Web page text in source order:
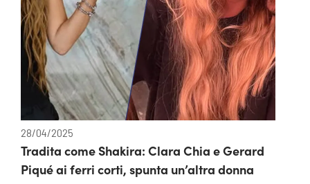
28/04/2025
Tradita come Shakira: Clara Chia e Gerard
Piqué ai ferri corti, spunta un’altra donna